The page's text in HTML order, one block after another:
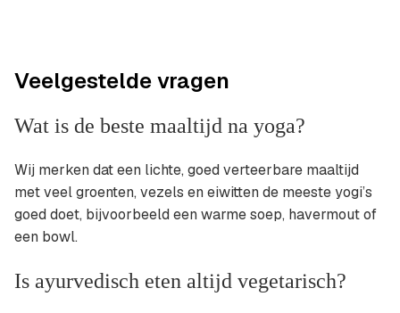
Veelgestelde vragen
Wat is de beste maaltijd na yoga?
Wij merken dat een lichte, goed verteerbare maaltijd
met veel groenten, vezels en eiwitten de meeste yogi’s
goed doet, bijvoorbeeld een warme soep, havermout of
een bowl.
Is ayurvedisch eten altijd vegetarisch?